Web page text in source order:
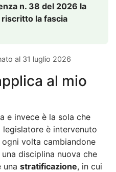
n. 38 del 2026 la
la fascia
al 31 luglio 2026
al mio
e invece è la sola che
è intervenuto
volta cambiandone
disciplina nuova che
una stratificazione, in cui